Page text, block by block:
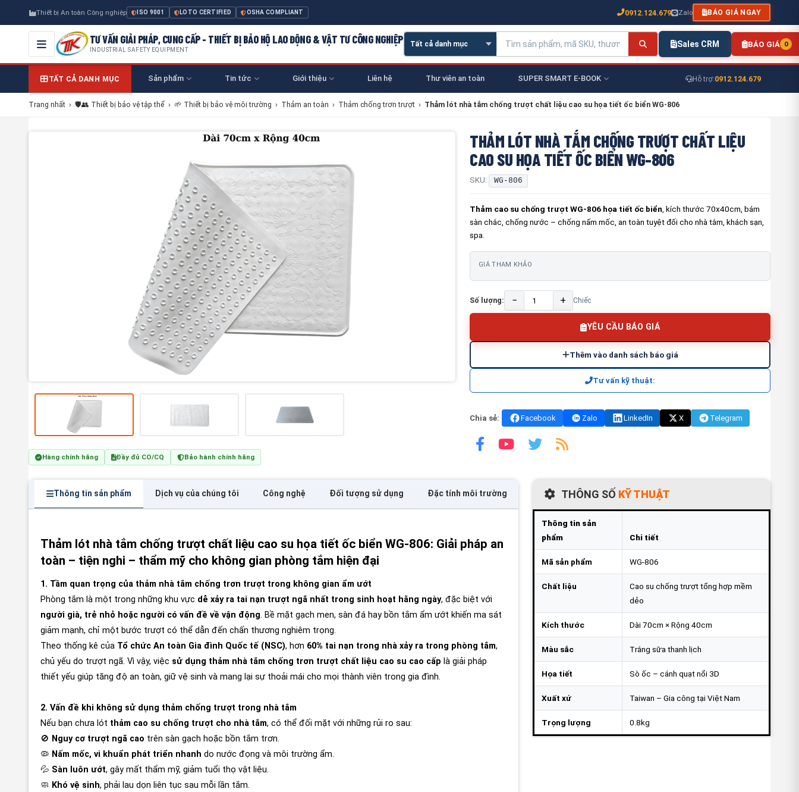
Thiết bị An toàn Công nghiệp ISO 9001 LOTO CERTIFIED OSHA COMPLIANT 0912.124.679 Zalo BÁO GIÁ NGAY
TƯ VẤN GIẢI PHÁP, CUNG CẤP - THIẾT BỊ BẢO HỘ LAO ĐỘNG & VẬT TƯ CÔNG NGHIỆP
INDUSTRIAL SAFETY EQUIPMENT
Sales CRM BÁO GIÁ 0
TẤT CẢ DANH MỤC Sản phẩm Tin tức Giới thiệu Liên hệ Thư viên an toàn SUPER SMART E-BOOK Hỗ trợ:0912.124.679
Trang nhất › 🛡️👥 Thiết bị bảo vệ tập thể › 🌱 Thiết bị bảo vệ môi trường › Thảm an toàn › Thảm chống trơn trượt › Thảm lót nhà tắm chống trượt chất liệu cao su họa tiết ốc biển WG-806
Hàng chính hãng Đầy đủ CO/CQ Bảo hành chính hãng
THẢM LÓT NHÀ TẮM CHỐNG TRƯỢT CHẤT LIỆU
CAO SU HỌA TIẾT ỐC BIỂN WG-806
SKU: WG-806
Thảm cao su chống trượt WG-806 họa tiết ốc biển , kích thước 70x40cm, bám
sàn chắc, chống nước – chống nấm mốc, an toàn tuyệt đối cho nhà tắm, khách sạn,
spa.
GIÁ THAM KHẢO
Số lượng: − + Chiếc
YÊU CẦU BÁO GIÁ
Thêm vào danh sách báo giá
Tư vấn kỹ thuật:
Chia sẻ: Facebook Zalo LinkedIn X Telegram
Thông tin sản phẩm Dịch vụ của chúng tôi Công nghệ Đối tượng sử dụng Đặc tính môi trường FAQ
Thảm lót nhà tắm chống trượt chất liệu cao su họa tiết ốc biển WG-806: Giải pháp an
toàn – tiện nghi – thẩm mỹ cho không gian phòng tắm hiện đại
1. Tầm quan trọng của thảm nhà tắm chống trơn trượt trong không gian ẩm ướt
Phòng tắm là một trong những khu vực dễ xảy ra tai nạn trượt ngã nhất trong sinh hoạt hằng ngày, đặc biệt với
người già, trẻ nhỏ hoặc người có vấn đề về vận động. Bề mặt gạch men, sàn đá hay bồn tắm ẩm ướt khiến ma sát
giảm mạnh, chỉ một bước trượt có thể dẫn đến chấn thương nghiêm trọng.
Theo thống kê của Tổ chức An toàn Gia đình Quốc tế (NSC), hơn 60% tai nạn trong nhà xảy ra trong phòng tắm,
chủ yếu do trượt ngã. Vì vậy, việc sử dụng thảm nhà tắm chống trơn trượt chất liệu cao su cao cấp là giải pháp
thiết yếu giúp tăng độ an toàn, giữ vệ sinh và mang lại sự thoải mái cho mọi thành viên trong gia đình.
2. Vấn đề khi không sử dụng thảm chống trượt trong nhà tắm
Nếu bạn chưa lót thảm cao su chống trượt cho nhà tắm, có thể đối mặt với những rủi ro sau:
🚫 Nguy cơ trượt ngã cao trên sàn gạch hoặc bồn tắm trơn.
🦠 Nấm mốc, vi khuẩn phát triển nhanh do nước đọng và môi trường ẩm.
💦 Sàn luôn ướt, gây mất thẩm mỹ, giảm tuổi thọ vật liệu.
🧼 Khó vệ sinh, phải lau dọn liên tục sau mỗi lần tắm.
THÔNG SỐ KỸ THUẬT
Thông tin sản
phẩm
Chi tiết
Mã sản phẩm WG-806
Chất liệu
Cao su chống trượt tổng hợp mềm
dẻo
Kích thước Dài 70cm × Rộng 40cm
Màu sắc Trắng sữa thanh lịch
Họa tiết Sò ốc – cánh quạt nổi 3D
Xuất xứ Taiwan – Gia công tại Việt Nam
Trọng lượng 0.8kg